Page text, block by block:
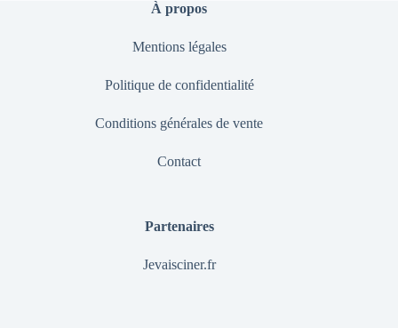
À propos
Mentions légales
Politique de confidentialité
Conditions générales de vente
Contact
Partenaires
Jevaisciner.fr